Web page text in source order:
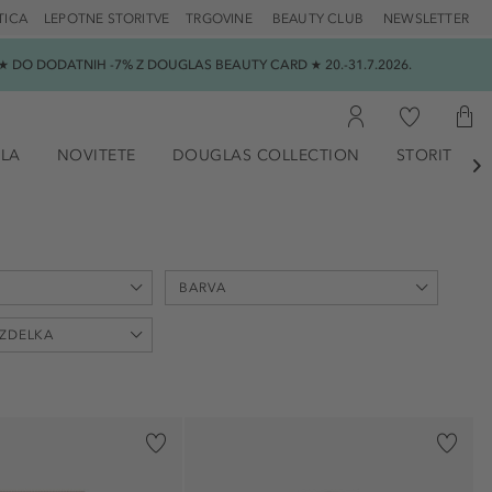
TRGOVINE BEAUTY CLUB NEWSLETTER
LEPOTNE STORITVE
DO DODATNIH -7% Z DOUGLAS BEAUTY CARD ★ 20.-31.7.2026.
NOVITETE DOUGLAS COLLECTION STORITVE

BARVA